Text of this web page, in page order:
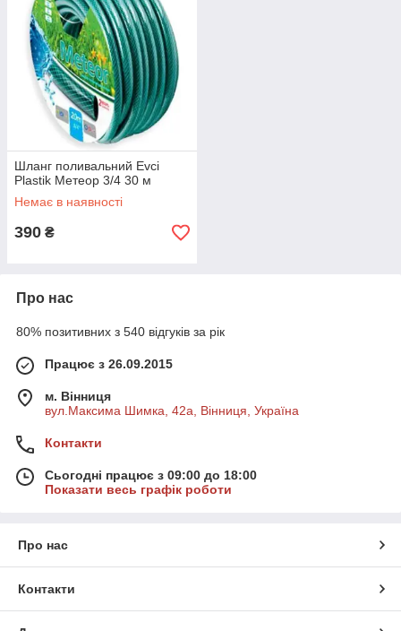
Шланг поливальний Evci
Plastik Метеор 3/4 30 м
Немає в наявності
390 ₴
Про нас
80% позитивних з 540 відгуків за рік
Працює з 26.09.2015
м. Вінниця
вул.Максима Шимка, 42а, Вінниця, Україна
Контакти
Сьогодні працює з 09:00 до 18:00
Показати весь графік роботи
Про нас
Контакти